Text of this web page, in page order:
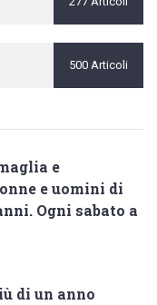
500 Articoli
e
e uomini di
Ogni sabato a
di un anno